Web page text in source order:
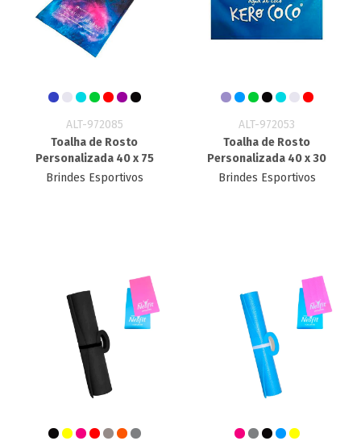
ALT-972085
Toalha de Rosto
Personalizada 40 x 75
Brindes Esportivos
ALT-972053
Toalha de Rosto
Personalizada 40 x 30
Brindes Esportivos